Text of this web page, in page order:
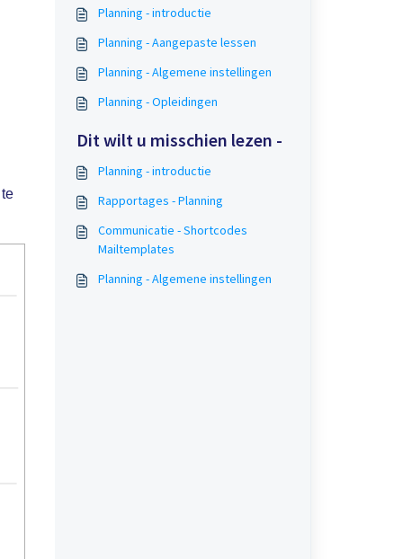
Planning - introductie
Planning - Aangepaste lessen
Planning - Algemene instellingen
Planning - Opleidingen
Dit wilt u misschien lezen -
Planning - introductie
Rapportages - Planning
Communicatie - Shortcodes
Mailtemplates
Planning - Algemene instellingen